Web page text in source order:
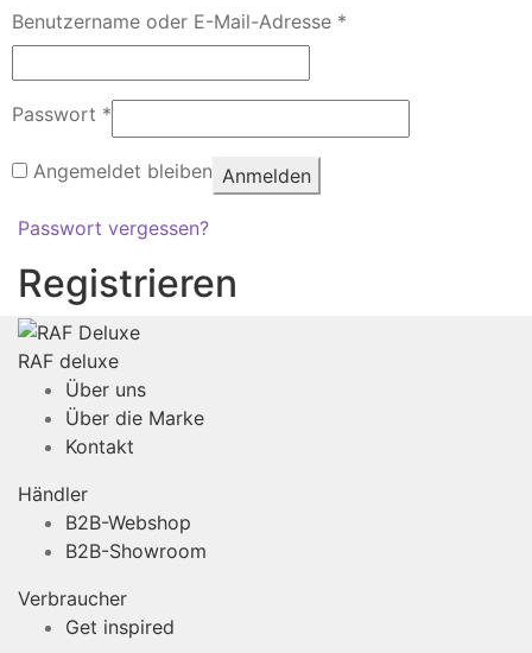
Benutzername oder E-Mail-Adresse *
Passwort *
Angemeldet bleiben Anmelden
Passwort vergessen?
Registrieren
RAF deluxe
Über uns
Über die Marke
Kontakt
Händler
B2B-Webshop
B2B-Showroom
Verbraucher
Get inspired